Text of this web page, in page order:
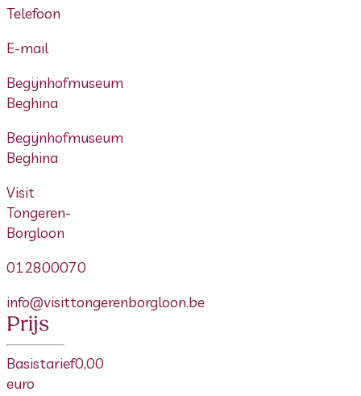
Telefoon
E-mail
Begijnhofmuseum
Beghina
Begijnhofmuseum
Beghina
Visit
Tongeren-
Borgloon
012800070
info@visittongerenborgloon.be
Prijs
Basistarief0,00
euro